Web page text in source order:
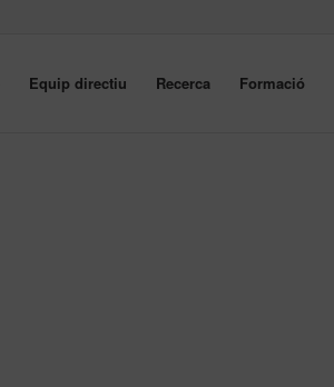
Equip directiu Recerca Formació